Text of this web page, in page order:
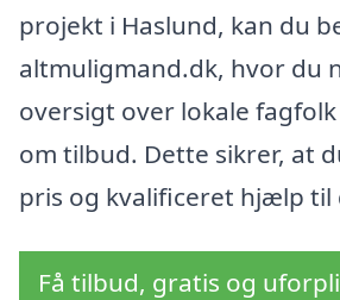
projekt i Haslund, kan du
altmuligmand.dk, hvor du
oversigt over lokale
om tilbud. Dette sikrer, at
pris og kvalificeret hjælp til
Få tilbud, gratis og